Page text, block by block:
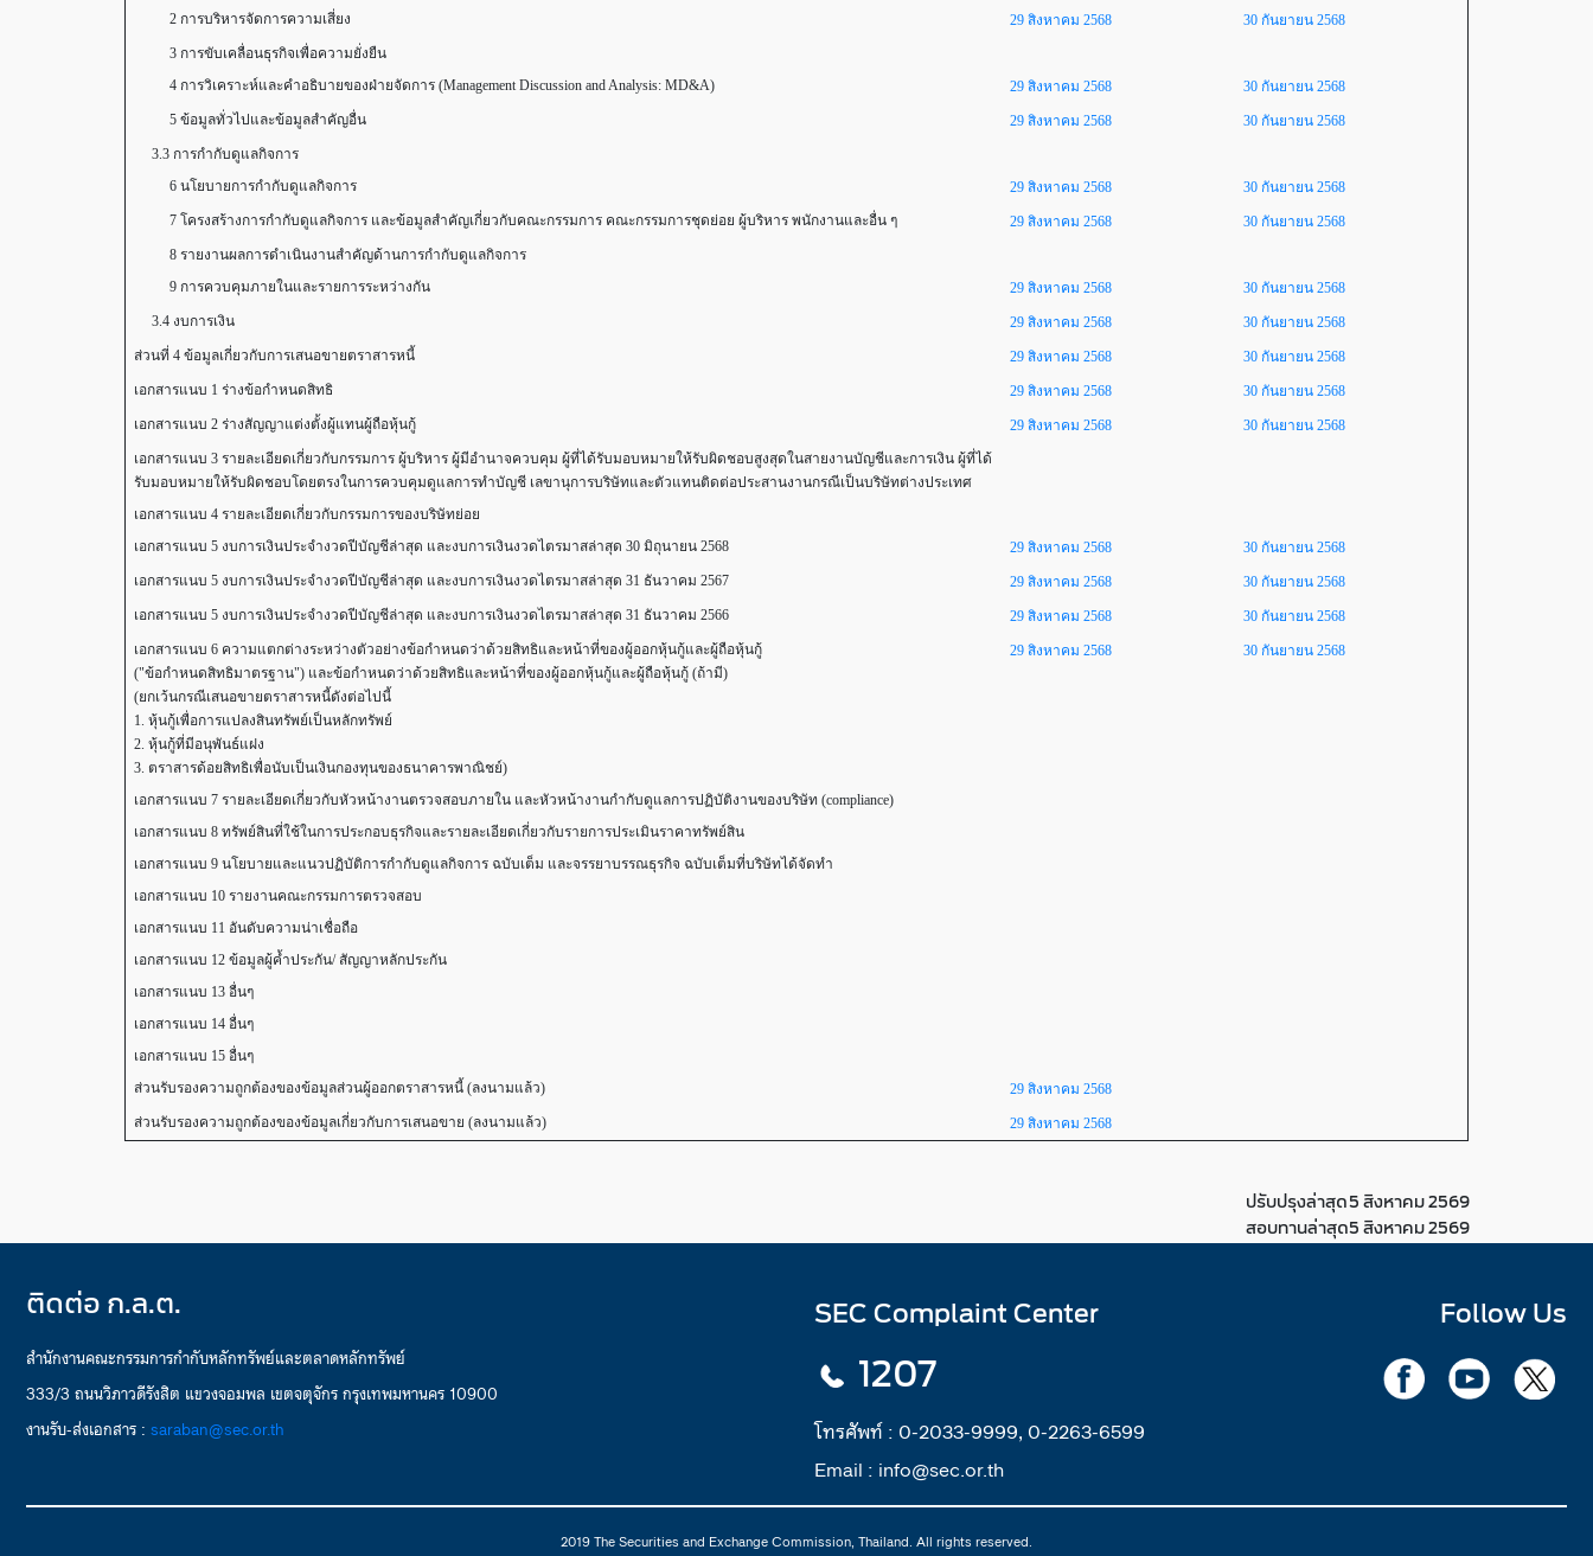
2 การบริหารจัดการความเสี่ยง
29 สิงหาคม 2568
30 กันยายน 2568
3 การขับเคลื่อนธุรกิจเพื่อความยั่งยืน
4 การวิเคราะห์และคำอธิบายของฝ่ายจัดการ (Management Discussion and Analysis: MD&A)
29 สิงหาคม 2568
30 กันยายน 2568
5 ข้อมูลทั่วไปและข้อมูลสำคัญอื่น
29 สิงหาคม 2568
30 กันยายน 2568
3.3 การกำกับดูแลกิจการ
6 นโยบายการกำกับดูแลกิจการ
29 สิงหาคม 2568
30 กันยายน 2568
7 โครงสร้างการกำกับดูแลกิจการ และข้อมูลสำคัญเกี่ยวกับคณะกรรมการ คณะกรรมการชุดย่อย ผู้บริหาร พนักงานและอื่น ๆ
29 สิงหาคม 2568
30 กันยายน 2568
8 รายงานผลการดำเนินงานสำคัญด้านการกำกับดูแลกิจการ
9 การควบคุมภายในและรายการระหว่างกัน
29 สิงหาคม 2568
30 กันยายน 2568
3.4 งบการเงิน
29 สิงหาคม 2568
30 กันยายน 2568
ส่วนที่ 4 ข้อมูลเกี่ยวกับการเสนอขายตราสารหนี้
29 สิงหาคม 2568
30 กันยายน 2568
เอกสารแนบ 1 ร่างข้อกำหนดสิทธิ
29 สิงหาคม 2568
30 กันยายน 2568
เอกสารแนบ 2 ร่างสัญญาแต่งตั้งผู้แทนผู้ถือหุ้นกู้
29 สิงหาคม 2568
30 กันยายน 2568
เอกสารแนบ 3 รายละเอียดเกี่ยวกับกรรมการ ผู้บริหาร ผู้มีอำนาจควบคุม ผู้ที่ได้รับมอบหมายให้รับผิดชอบสูงสุดในสายงานบัญชีและการเงิน ผู้ที่ได้
รับมอบหมายให้รับผิดชอบโดยตรงในการควบคุมดูแลการทำบัญชี เลขานุการบริษัทและตัวแทนติดต่อประสานงานกรณีเป็นบริษัทต่างประเทศ
เอกสารแนบ 4 รายละเอียดเกี่ยวกับกรรมการของบริษัทย่อย
เอกสารแนบ 5 งบการเงินประจำงวดปีบัญชีล่าสุด และงบการเงินงวดไตรมาสล่าสุด 30 มิถุนายน 2568
29 สิงหาคม 2568
30 กันยายน 2568
เอกสารแนบ 5 งบการเงินประจำงวดปีบัญชีล่าสุด และงบการเงินงวดไตรมาสล่าสุด 31 ธันวาคม 2567
29 สิงหาคม 2568
30 กันยายน 2568
เอกสารแนบ 5 งบการเงินประจำงวดปีบัญชีล่าสุด และงบการเงินงวดไตรมาสล่าสุด 31 ธันวาคม 2566
29 สิงหาคม 2568
30 กันยายน 2568
เอกสารแนบ 6 ความแตกต่างระหว่างตัวอย่างข้อกำหนดว่าด้วยสิทธิและหน้าที่ของผู้ออกหุ้นกู้และผู้ถือหุ้นกู้
("ข้อกำหนดสิทธิมาตรฐาน") และข้อกำหนดว่าด้วยสิทธิและหน้าที่ของผู้ออกหุ้นกู้และผู้ถือหุ้นกู้ (ถ้ามี)
(ยกเว้นกรณีเสนอขายตราสารหนี้ดังต่อไปนี้
1. หุ้นกู้เพื่อการแปลงสินทรัพย์เป็นหลักทรัพย์
2. หุ้นกู้ที่มีอนุพันธ์แฝง
3. ตราสารด้อยสิทธิเพื่อนับเป็นเงินกองทุนของธนาคารพาณิชย์)
29 สิงหาคม 2568 30 กันยายน 2568
เอกสารแนบ 7 รายละเอียดเกี่ยวกับหัวหน้างานตรวจสอบภายใน และหัวหน้างานกำกับดูแลการปฏิบัติงานของบริษัท (compliance)
เอกสารแนบ 8 ทรัพย์สินที่ใช้ในการประกอบธุรกิจและรายละเอียดเกี่ยวกับรายการประเมินราคาทรัพย์สิน
เอกสารแนบ 9 นโยบายและแนวปฏิบัติการกำกับดูแลกิจการ ฉบับเต็ม และจรรยาบรรณธุรกิจ ฉบับเต็มที่บริษัทได้จัดทำ
เอกสารแนบ 10 รายงานคณะกรรมการตรวจสอบ
เอกสารแนบ 11 อันดับความน่าเชื่อถือ
เอกสารแนบ 12 ข้อมูลผู้ค้ำประกัน/ สัญญาหลักประกัน
เอกสารแนบ 13 อื่นๆ
เอกสารแนบ 14 อื่นๆ
เอกสารแนบ 15 อื่นๆ
ส่วนรับรองความถูกต้องของข้อมูลส่วนผู้ออกตราสารหนี้ (ลงนามแล้ว)
29 สิงหาคม 2568
ส่วนรับรองความถูกต้องของข้อมูลเกี่ยวกับการเสนอขาย (ลงนามแล้ว)
29 สิงหาคม 2568
ปรับปรุงล่าสุด5 สิงหาคม 2569
สอบทานล่าสุด5 สิงหาคม 2569
ติดต่อ ก.ล.ต.
สำนักงานคณะกรรมการกำกับหลักทรัพย์และตลาดหลักทรัพย์
333/3 ถนนวิภาวดีรังสิต แขวงจอมพล เขตจตุจักร กรุงเทพมหานคร 10900
งานรับ-ส่งเอกสาร : saraban@sec.or.th
SEC Complaint Center
1207
โทรศัพท์ : 0-2033-9999, 0-2263-6599
Email : info@sec.or.th
Follow Us
2019 The Securities and Exchange Commission, Thailand. All rights reserved.